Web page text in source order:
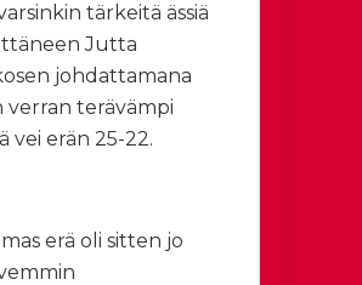
tärkeitä ässiä
Jutta
johdattamana
verran terävämpi
vei erän 25-22.
erä oli sitten jo